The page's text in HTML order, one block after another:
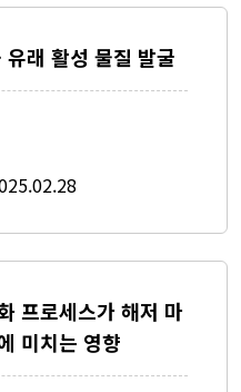
래 활성 물질 발굴
프로세스가 해저 마
미치는 영향